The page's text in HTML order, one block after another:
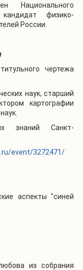
Национального
физико-
России.
чертежа
наук, старший
картографии
знаний Санкт-
event/3272471/
аспекты "синей
из собрания